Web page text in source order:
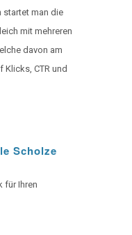
startet man die
mit mehreren
davon am
Klicks, CTR und
Scholze
für Ihren